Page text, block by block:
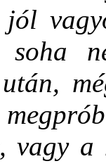
soha
után,
vagy